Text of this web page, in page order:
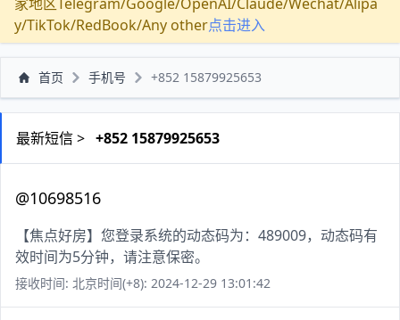
家地区Telegram/Google/OpenAI/Claude/Wechat/Alipa
y/TikTok/RedBook/Any other点击进入
首页 手机号 +852 15879925653
最新短信 > +852 15879925653
@10698516
【焦点好房】您登录系统的动态码为：489009，动态码有
效时间为5分钟，请注意保密。
接收时间: 北京时间(+8): 2024-12-29 13:01:42